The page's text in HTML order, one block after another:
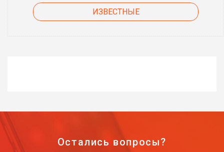
ИЗВЕСТНЫЕ
Остались вопросы?